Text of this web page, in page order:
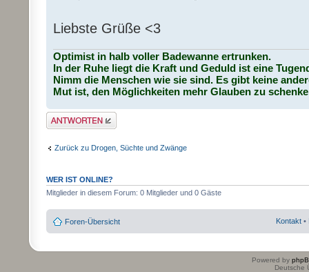
Liebste Grüße <3
Optimist in halb voller Badewanne ertrunken.
In der Ruhe liegt die Kraft und Geduld ist eine
Nimm die Menschen wie sie sind. Es gibt keine
Mut ist, den Möglichkeiten mehr Glauben zu
Antwort erstellen
Zurück zu Drogen, Süchte und Zwänge
WER IST ONLINE?
Mitglieder in diesem Forum: 0 Mitglieder und 0 Gäste
Foren-Übersicht Kontakt •
Powered by
Deutsche